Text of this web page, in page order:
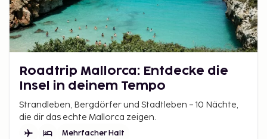
Roadtrip Mallorca: Entdecke die
Insel in deinem Tempo
Strandleben, Bergdörfer und Stadtleben – 10 Nächte,
die dir das echte Mallorca zeigen.
Mehrfacher Halt